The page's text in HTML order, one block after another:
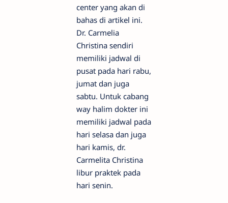
center yang akan di
bahas di artikel ini.
Dr. Carmelia
Christina sendiri
memiliki jadwal di
pusat pada hari rabu,
jumat dan juga
sabtu. Untuk cabang
way halim dokter ini
memiliki jadwal pada
hari selasa dan juga
hari kamis, dr.
Carmelita Christina
libur praktek pada
hari senin.